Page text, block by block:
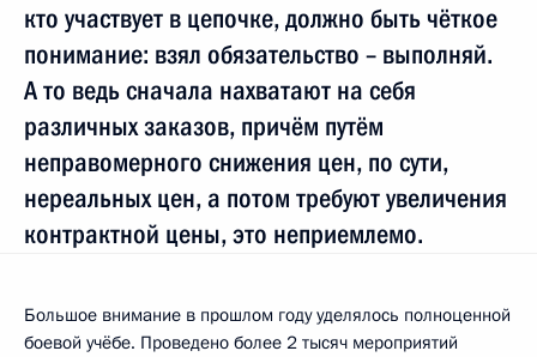
кто участвует в цепочке, должно быть чёткое
понимание: взял обязательство – выполняй.
А то ведь сначала нахватают на себя
различных заказов, причём путём
неправомерного снижения цен, по сути,
нереальных цен, а потом требуют увеличения
контрактной цены, это неприемлемо.
Большое внимание в прошлом году уделялось полноценной
боевой учёбе. Проведено более 2 тысяч мероприятий